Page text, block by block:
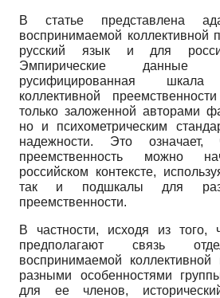
В статье представлена
воспринимаемой коллективной
русский язык и для
Эмпирические данные
русифицированная шкала
коллективной
только заложенной авторами
но и психометрическим
надежности. Это означает,
преемственность можно
российском контексте,
так и подшкалы для
преемственности.
В частности, исходя из того,
предполагают связь
воспринимаемой коллективной
разными особенностями
для ее членов,